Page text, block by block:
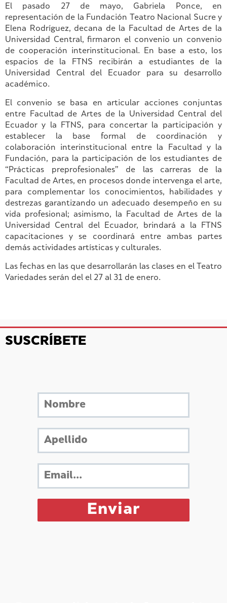
El pasado 27 de mayo, Gabriela Ponce, en
representación de la Fundación Teatro Nacional Sucre y
Elena Rodríguez, decana de la Facultad de Artes de la
Universidad Central, firmaron el convenio un convenio
de cooperación interinstitucional. En base a esto, los
espacios de la FTNS recibirán a estudiantes de la
Universidad Central del Ecuador para su desarrollo
académico.
El convenio se basa en articular acciones conjuntas
entre Facultad de Artes de la Universidad Central del
Ecuador y la FTNS, para concertar la participación y
establecer la base formal de coordinación y
colaboración interinstitucional entre la Facultad y la
Fundación, para la participación de los estudiantes de
“Prácticas preprofesionales” de las carreras de la
Facultad de Artes, en procesos donde intervenga el arte,
para complementar los conocimientos, habilidades y
destrezas garantizando un adecuado desempeño en su
vida profesional; asimismo, la Facultad de Artes de la
Universidad Central del Ecuador, brindará a la FTNS
capacitaciones y se coordinará entre ambas partes
demás actividades artísticas y culturales.
Las fechas en las que desarrollarán las clases en el Teatro
Variedades serán del el 27 al 31 de enero.
SUSCRÍBETE